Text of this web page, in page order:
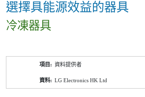
選擇具能源效益的器具
冷凍器具
資料提供者
LG Electronics HK Ltd